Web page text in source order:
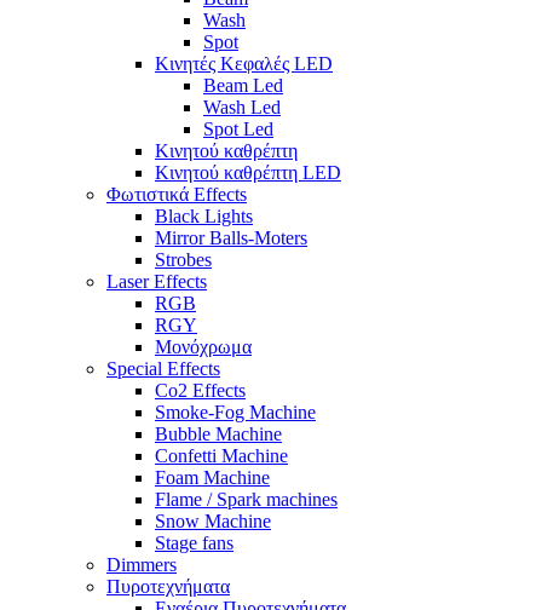
Wash
Spot
Κινητές Κεφαλές LED
Beam Led
Wash Led
Spot Led
Κινητού καθρέπτη
Κινητού καθρέπτη LED
Φωτιστικά Effects
Black Lights
Mirror Balls-Moters
Strobes
Laser Effects
RGB
RGY
Μονόχρωμα
Special Effects
Co2 Effects
Smoke-Fog Machine
Bubble Machine
Confetti Machine
Foam Machine
Flame / Spark machines
Snow Machine
Stage fans
Dimmers
Πυροτεχνήματα